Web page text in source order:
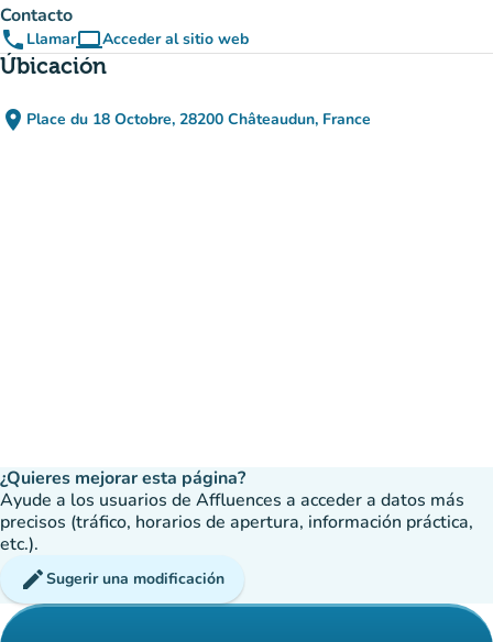
Contacto
phone LlamarcomputerAcceder al sitio web
(nueva pestaña)
Úbicación
place Place du 18 Octobre, 28200 Châteaudun, France
(abrir en Google Maps)
(nueva pestaña)
¿Quieres mejorar esta página?
Ayude a los usuarios de Affluences a acceder a datos más
precisos (tráfico, horarios de apertura, información práctica,
etc.).
editSugerir una modificación